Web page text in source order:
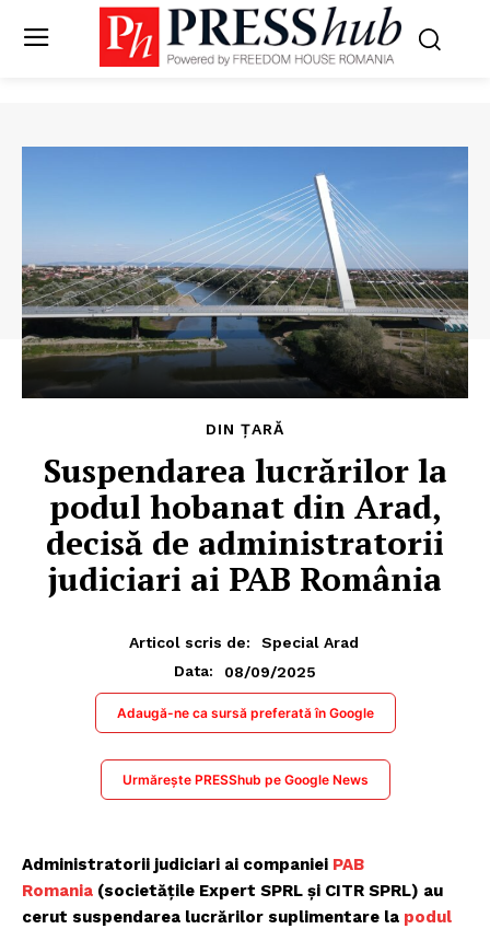
DIN ȚARĂ
Suspendarea lucrărilor la
podul hobanat din Arad,
decisă de administratorii
judiciari ai PAB România
Articol scris de:
Special Arad
Data:
08/09/2025
Adaugă-ne ca sursă preferată în Google
Urmărește PRESShub pe Google News
Administratorii judiciari ai companiei PAB
Romania (societățile Expert SPRL și CITR SPRL) au
cerut suspendarea lucrărilor suplimentare la podul